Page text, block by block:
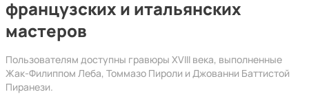
французских и итальянских
мастеров
Пользователям доступны гравюры XVIII века, выполненные
Жак-Филиппом Леба, Томмазо Пироли и Джованни Баттистой
Пиранези.